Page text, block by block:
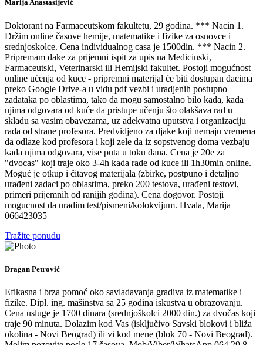
Marija Anastasijević
Doktorant na Farmaceutskom fakultetu, 29 godina. *** Nacin 1.
Držim online časove hemije, matematike i fizike za osnovce i
srednjoskolce. Cena individualnog casa je 1500din. *** Nacin 2.
Pripremam đake za prijemni ispit za upis na Medicinski,
Farmaceutski, Veterinarski ili Hemijski fakultet. Postoji mogućnost
online učenja od kuce - pripremni materijal će biti dostupan đacima
preko Google Drive-a u vidu pdf vezbi i uradjenih postupno
zadataka po oblastima, tako da mogu samostalno bilo kada, kada
njima odgovara od kuće da pristupe učenju što olakšava rad u
skladu sa vasim obavezama, uz adekvatna uputstva i organizaciju
rada od strane profesora. Predvidjeno za djake koji nemaju vremena
da odlaze kod profesora i koji zele da iz sopstvenog doma vezbaju
kada njima odgovara, vise puta u toku dana. Cena je 20e za
"dvocas" koji traje oko 3-4h kada rade od kuce ili 1h30min online.
Moguć je otkup i čitavog materijala (zbirke, postpuno i detaljno
urađeni zadaci po oblastima, preko 200 testova, urađeni testovi,
primeri prijemnih od ranijih godina). Cena dogovor. Postoji
mogucnost da uradim test/pismeni/kolokvijum. Hvala, Marija
066423035
Tražite ponudu
Dragan Petrović
Efikasna i brza pomoć oko savladavanja gradiva iz matematike i
fizike. Dipl. ing. mašinstva sa 25 godina iskustva u obrazovanju.
Cena usluge je 1700 dinara (srednjoškolci 2000 din.) za dvočas koji
traje 90 minuta. Dolazim kod Vas (isključivo Savski blokovi i bliža
okolina - Novi Beograd) ili vi kod mene (blok 70 - Novi Beograd).